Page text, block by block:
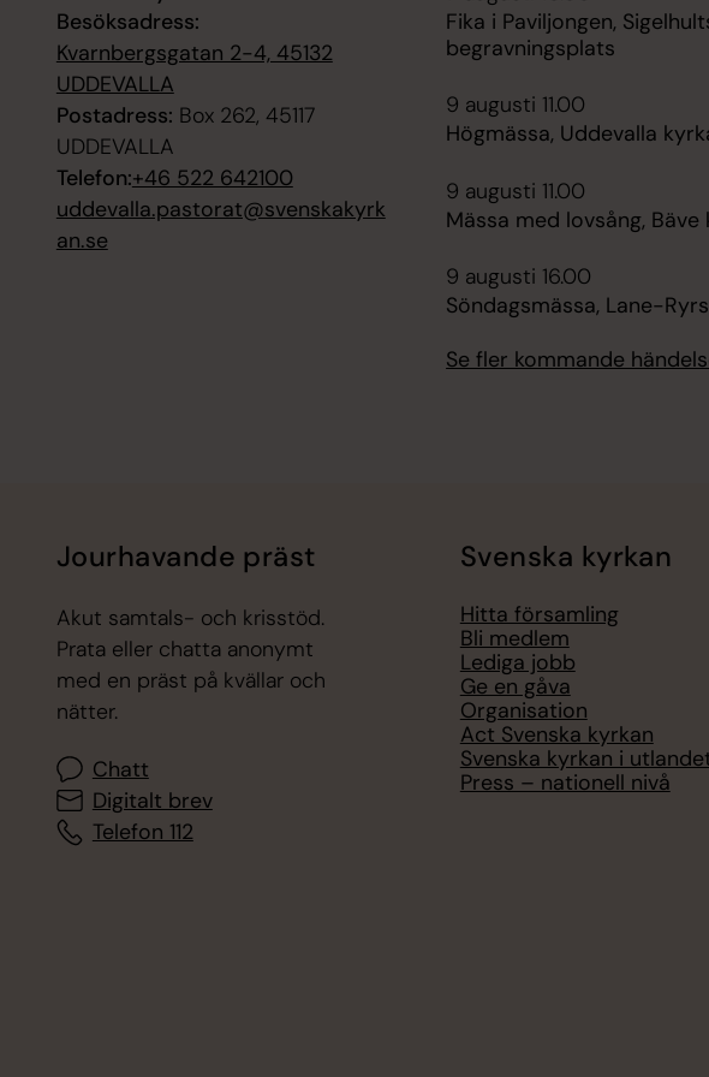
Besöksadress:
Kvarnbergsgatan 2-4, 45132
UDDEVALLA
Postadress: Box 262, 45117
UDDEVALLA
Telefon:+46 522 642100
uddevalla.pastorat@svenskakyrk
an.se
Fika i Paviljongen,
begravningsplats
9 augusti 11.00
Högmässa, Uddevalla
9 augusti 11.00
Mässa med lovsång, Bäve
9 augusti 16.00
Söndagsmässa, Lane-
Se fler kommande
Jourhavande präst
Akut samtals- och krisstöd.
Prata eller chatta anonymt
med en präst på kvällar och
nätter.
Chatt
Digitalt brev
Telefon 112
Svenska kyrkan
Hitta församling
Bli medlem
Lediga jobb
Ge en gåva
Organisation
Act Svenska kyrkan
Svenska kyrkan i
Press – nationell nivå